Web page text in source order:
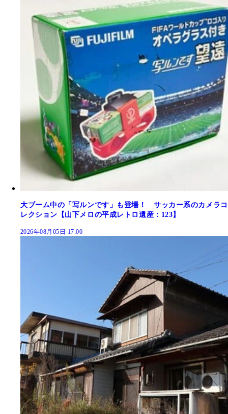
大ブーム中の「写ルンです」も登場！ サッカー系のカメラコ
レクション【山下メロの平成レトロ遺産：123】
2026年08月05日 17:00